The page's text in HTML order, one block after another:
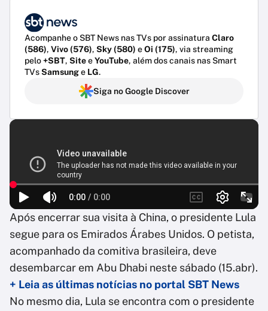
Acompanhe o SBT News nas TVs por assinatura Claro
(586), Vivo (576), Sky (580) eOi (175), via streaming
pelo+SBT, SiteeYouTube, além dos canais nas Smart
TVsSamsunge LG.
Siga no Google Discover
Após encerrar sua visita à China, o presidente Lula
segue para os Emirados Árabes Unidos. O petista,
acompanhado da comitiva brasileira, deve
desembarcar em Abu Dhabi neste sábado (15.abr).
+ Leia as últimas notícias no portal SBT News
No mesmo dia, Lula se encontra com o presidente